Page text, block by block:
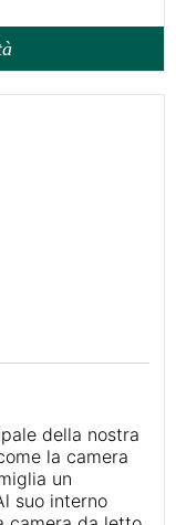
della nostra
la camera
un
suo interno